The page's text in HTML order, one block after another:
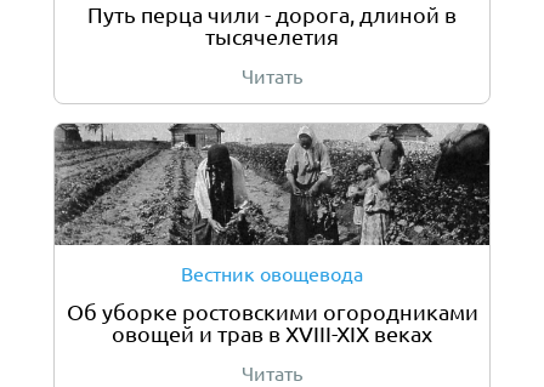
Путь перца чили - дорога, длиной в
тысячелетия
Читать
Вестник овощевода
Об уборке ростовскими огородниками
овощей и трав в XVIII-XIX веках
Читать